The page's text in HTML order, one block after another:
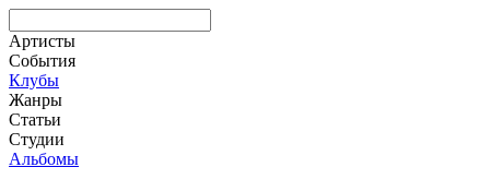
Артисты
События
Клубы
Жанры
Статьи
Студии
Альбомы